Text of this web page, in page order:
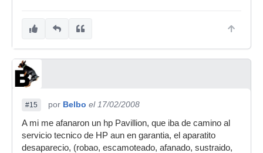
#15 por Belbo el 17/02/2008
A mi me afanaron un hp Pavillion, que iba de camino al
servicio tecnico de HP aun en garantia, el aparatito
desaparecio, (robao, escamoteado, afanado, sustraido,